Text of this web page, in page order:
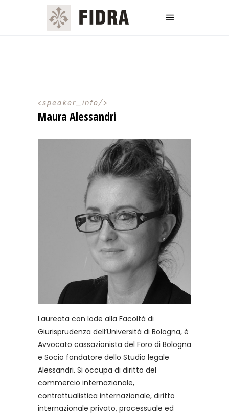
speaker_info
Maura Alessandri
Laureata con lode alla Facoltà di
Giurisprudenza dell’Università di Bologna, è
Avvocato cassazionista del Foro di Bologna
e Socio fondatore dello Studio legale
Alessandri. Si occupa di diritto del
commercio internazionale,
contrattualistica internazionale, diritto
internazionale privato, processuale ed